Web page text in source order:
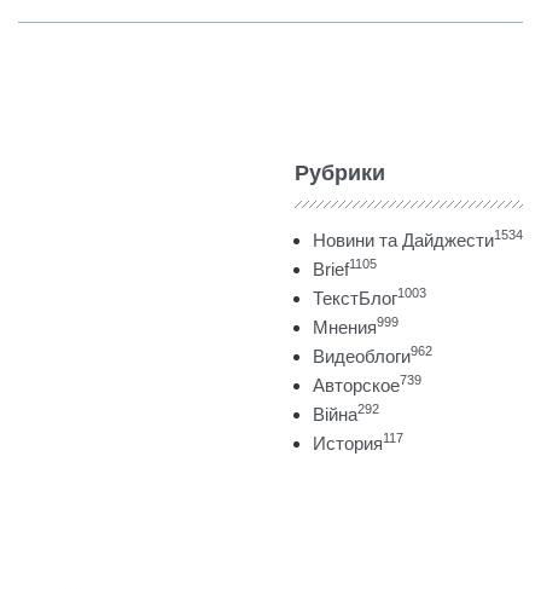
Рубрики
Новини та Дайджести1534
Brief1105
ТекстБлог1003
Мнения999
Видеоблоги962
Авторское739
Війна292
История117